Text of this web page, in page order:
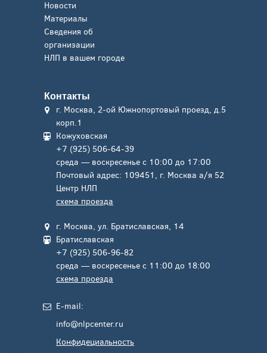
Новости
Материалы
Сведения об
организации
НЛП в вашем городе
Контакты
г. Москва, 2-ой Южнопортовый проезд, д.5
корп.1
Кожуховская
+7 (925) 506-64-39
среда — воскресенье с 10:00 до 17:00
Почтовый адрес: 109451, г. Москва а/я 52
Центр НЛП
схема проезда
г. Москва, ул. Братиславская, 14
Братиславская
+7 (925) 506-96-82
среда — воскресенье с 11:00 до 18:00
схема проезда
E-mail:
info@nlpcenter.ru
Конфидециальность